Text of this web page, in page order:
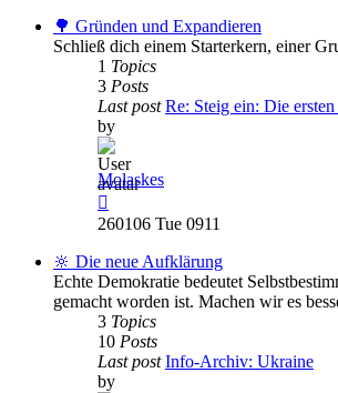
post
🌳 Gründen und Expandieren
Schließ dich einem Starterkern, einer
1 Topics
3 Posts
Last post Re: Steig ein: Die
by
Molaskes
the
post
260106 Tue 0911
🔆 Die neue Aufklärung
Echte Demokratie bedeutet
gemacht worden ist. Machen wir es
3 Topics
10 Posts
Last post Info-Archiv: Ukraine
by